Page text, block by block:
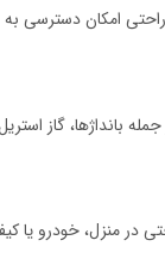
امکان دسترسی
بانداژها، گاز
در منزل، خودرو